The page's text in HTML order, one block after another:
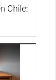
Chile: